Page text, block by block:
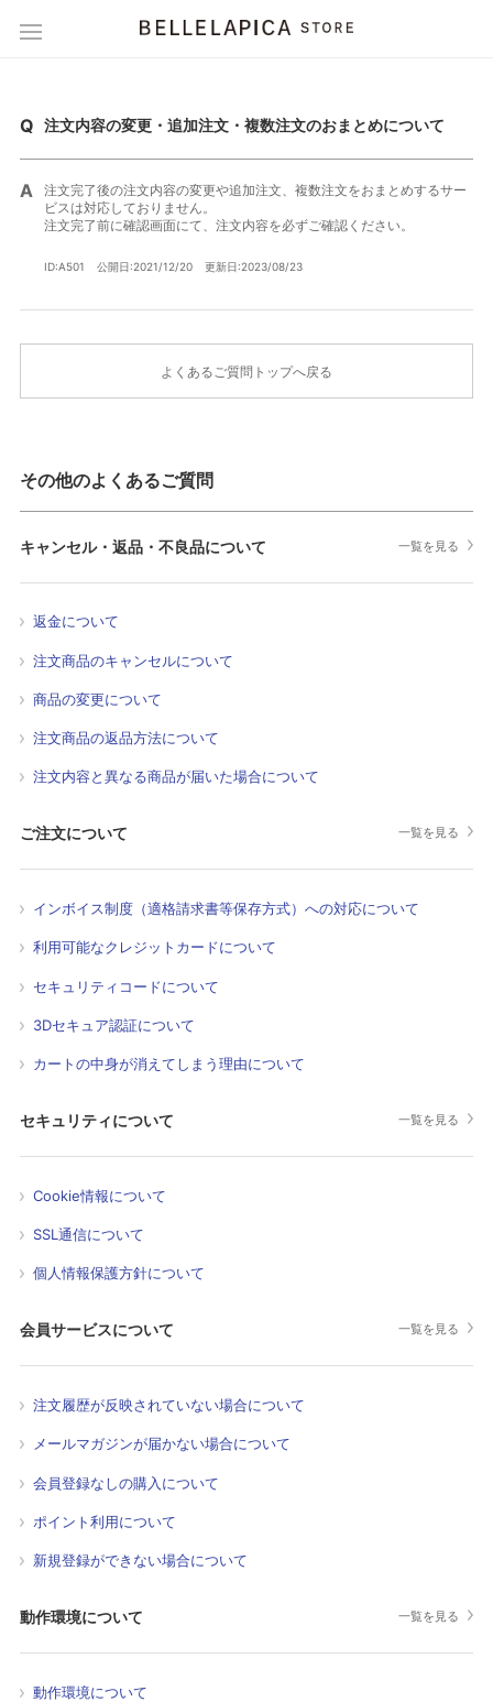
注文内容の変更・追加注文・複数注文のおまとめについて
注文完了後の注文内容の変更や追加注文、複数注文をおまとめするサー
ビスは対応しておりません。
注文完了前に確認画面にて、注文内容を必ずご確認ください。
ID:A501 公開日:2021/12/20 更新日:2023/08/23
よくあるご質問トップへ戻る
その他のよくあるご質問
キャンセル・返品・不良品について 一覧を見る
返金について
注文商品のキャンセルについて
商品の変更について
注文商品の返品方法について
注文内容と異なる商品が届いた場合について
ご注文について 一覧を見る
インボイス制度（適格請求書等保存方式）への対応について
利用可能なクレジットカードについて
セキュリティコードについて
3Dセキュア認証について
カートの中身が消えてしまう理由について
セキュリティについて 一覧を見る
Cookie情報について
SSL通信について
個人情報保護方針について
会員サービスについて 一覧を見る
注文履歴が反映されていない場合について
メールマガジンが届かない場合について
会員登録なしの購入について
ポイント利用について
新規登録ができない場合について
動作環境について 一覧を見る
動作環境について